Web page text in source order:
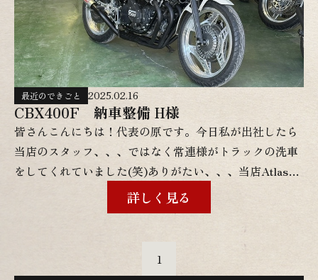
最近のできごと 2025.02.16
CBX400F 納車整備 H様
皆さんこんにちは！代表の原です。今日私が出社したら
当店のスタッフ、、、ではなく常連様がトラックの洗車
をしてくれていました(笑)ありがたい、、、当店Atlasは
ホントに周りの方々に支えられているおかげで営業を継
続できています(T_T)ご近所の方々本当にいつもありが
とうございます！さて、今回はＨ様のCBX400Fインテ
グラの納車整備を簡単にご紹介させて頂きます。
詳しく見る
1